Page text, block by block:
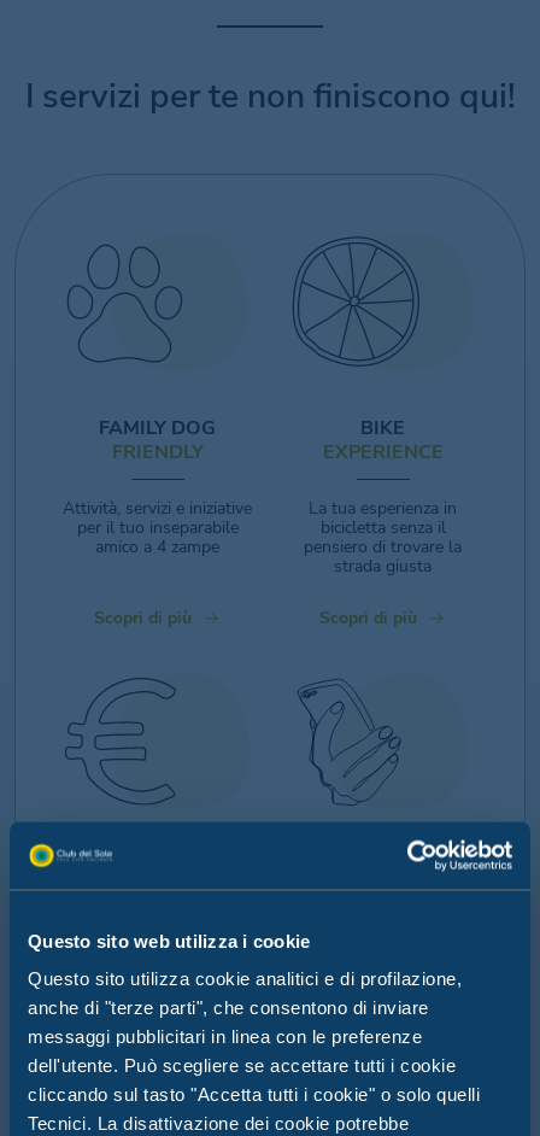
Questo sito web utilizza i cookie
Questo sito utilizza cookie analitici e di profilazione,
anche di "terze parti", che consentono di inviare
messaggi pubblicitari in linea con le preferenze
dell'utente. Può scegliere se accettare tutti i cookie
cliccando sul tasto "Accetta tutti i cookie" o solo quelli
Tecnici. La disattivazione dei cookie potrebbe
I servizi per te non finiscono qui!
FAMILY DOG
FRIENDLY
Attività, servizi e iniziative
per il tuo inseparabile
amico a 4 zampe
Scopri di più
BIKE
EXPERIENCE
La tua esperienza in
bicicletta senza il
pensiero di trovare la
strada giusta
Scopri di più
MY SMART CASH
BRACCIALETTO
Goditi una vacanza senza
pensieri con il pagamento
cashless di Club del Sole
Scopri di più
MYCLUBDELSOLE
Tutto il mondo Club del
Sole nel tuo smartphone:
scopri la nostra app
MyClubDelSole
Scopri di più